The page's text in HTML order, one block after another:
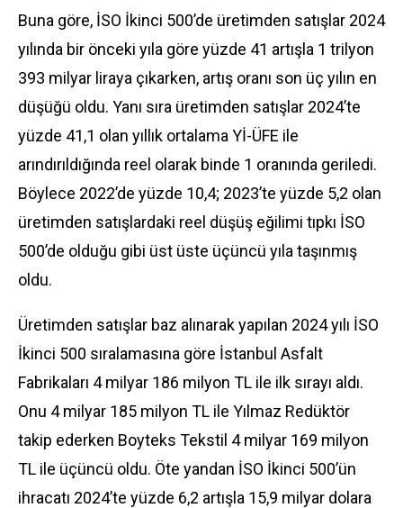
Buna göre, İSO İkinci 500’de üretimden satışlar 2024
yılında bir önceki yıla göre yüzde 41 artışla 1 trilyon
393 milyar liraya çıkarken, artış oranı son üç yılın en
düşüğü oldu. Yanı sıra üretimden satışlar 2024’te
yüzde 41,1 olan yıllık ortalama Yİ-ÜFE ile
arındırıldığında reel olarak binde 1 oranında geriledi.
Böylece 2022’de yüzde 10,4; 2023’te yüzde 5,2 olan
üretimden satışlardaki reel düşüş eğilimi tıpkı İSO
500’de olduğu gibi üst üste üçüncü yıla taşınmış
oldu.
Üretimden satışlar baz alınarak yapılan 2024 yılı İSO
İkinci 500 sıralamasına göre İstanbul Asfalt
Fabrikaları 4 milyar 186 milyon TL ile ilk sırayı aldı.
Onu 4 milyar 185 milyon TL ile Yılmaz Redüktör
takip ederken Boyteks Tekstil 4 milyar 169 milyon
TL ile üçüncü oldu. Öte yandan İSO İkinci 500’ün
ihracatı 2024’te yüzde 6,2 artışla 15,9 milyar dolara